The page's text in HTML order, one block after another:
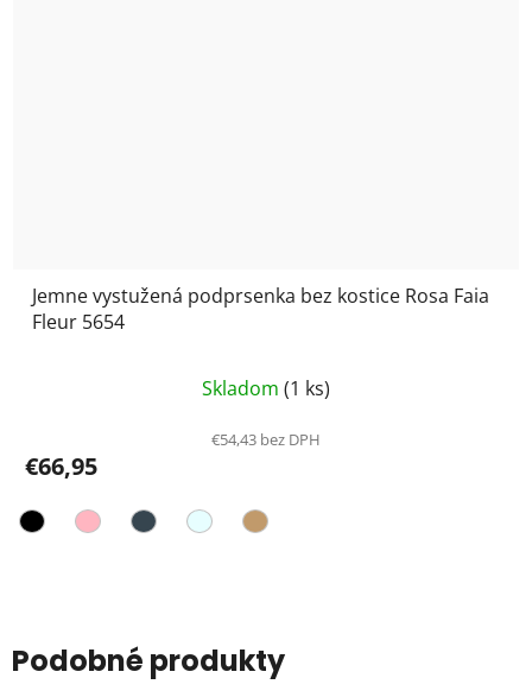
Jemne vystužená podprsenka bez kostice Rosa Faia
Fleur 5654
hodnotenie
produktu
z
Skladom (1 ks)
€54,43 bez DPH
€66,95
Podobné produkty